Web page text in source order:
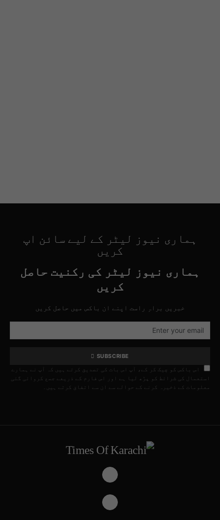
ہماری نیوز لیٹر کے لیے سائن اپ
کریں
ہماری نیوز لیٹر کی رکنیت حاصل
کریں
خبریں براہِ راست اپنے ان باکس میں حاصل کریں
SUBSCRIBE
اس باکس کو چیک کر کے، آپ اس بات کی تصدیق کرتے ہیں کہ آپ نے ہمارے
استعمال کی شرائط کو پڑھ لیا ہے اور اس فارم کے ذریعے جمع کروائی گئی
معلومات کے ذخیرہ کرنے کے حوالے سے ان سے اتفاق کرتے ہیں۔